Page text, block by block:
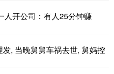
人开公司：有人25分钟赚
, 当晚舅舅车祸去世, 舅妈控